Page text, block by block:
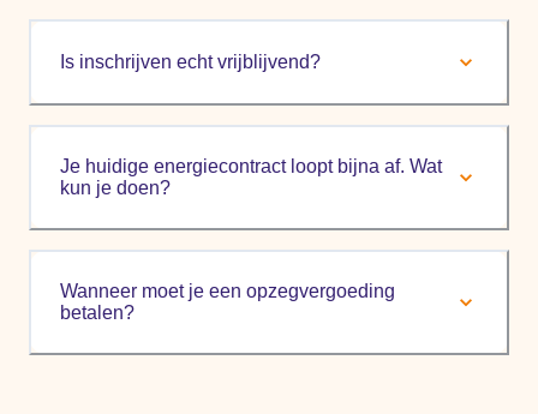
Is inschrijven echt vrijblijvend?
Je huidige energiecontract loopt bijna af. Wat
kun je doen?
Wanneer moet je een opzegvergoeding
betalen?